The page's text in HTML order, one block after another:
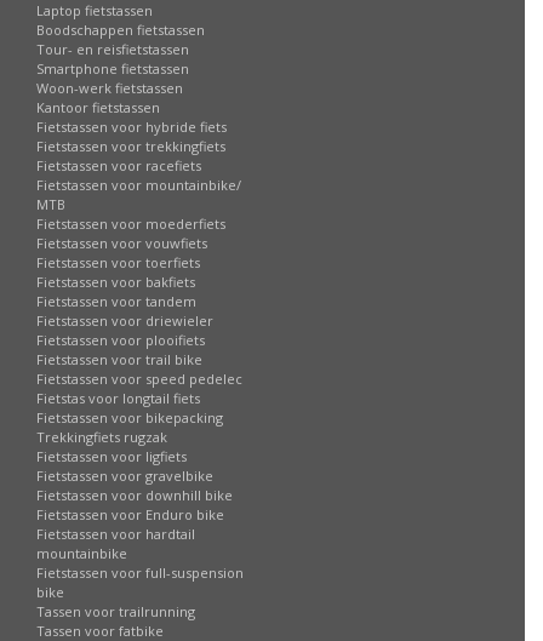
Laptop fietstassen
Boodschappen fietstassen
Tour- en reisfietstassen
Smartphone fietstassen
Woon-werk fietstassen
Kantoor fietstassen
Fietstassen voor hybride fiets
Fietstassen voor trekkingfiets
Fietstassen voor racefiets
Fietstassen voor mountainbike/
MTB
Fietstassen voor moederfiets
Fietstassen voor vouwfiets
Fietstassen voor toerfiets
Fietstassen voor bakfiets
Fietstassen voor tandem
Fietstassen voor driewieler
Fietstassen voor plooifiets
Fietstassen voor trail bike
Fietstassen voor speed pedelec
Fietstas voor longtail fiets
Fietstassen voor bikepacking
Trekkingfiets rugzak
Fietstassen voor ligfiets
Fietstassen voor gravelbike
Fietstassen voor downhill bike
Fietstassen voor Enduro bike
Fietstassen voor hardtail
mountainbike
Fietstassen voor full-suspension
bike
Tassen voor trailrunning
Tassen voor fatbike